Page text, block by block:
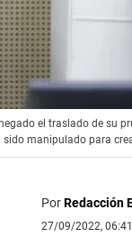
el traslado de su
manipulado para
PorRedacción
27/09/2022,